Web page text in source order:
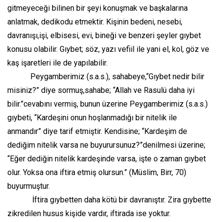
gitmeyeceği bilinen bir şeyi konuşmak ve başkalarına
anlatmak, dedikodu etmektir. Kişinin bedeni, nesebi,
davranışı,işi, elbisesi, evi, bineği ve benzeri şeyler gıybet
konusu olabilir. Gıybet; söz, yazı vefiil ile yani el, kol, göz ve
kaş işaretleri ile de yapılabilir.
Peygamberimiz (s.a.s.), sahabeye,“Gıybet nedir bilir
misiniz?” diye sormuş,sahabe; “Allah ve Rasulü daha iyi
bilir.”cevabını vermiş, bunun üzerine Peygamberimiz (s.a.s.)
gıybeti, “Kardeşini onun hoşlanmadığı bir nitelik ile
anmandır” diye tarif etmiştir. Kendisine; “Kardeşim de
dediğim nitelik varsa ne buyurursunuz?”denilmesi üzerine;
“Eğer dediğin nitelik kardeşinde varsa, işte o zaman gıybet
olur. Yoksa ona iftira etmiş olursun.” (Müslim, Birr, 70)
buyurmuştur.
İftira gıybetten daha kötü bir davranıştır. Zira gıybette
zikredilen husus kişide vardır, iftirada ise yoktur.